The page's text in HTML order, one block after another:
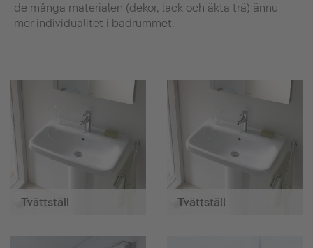
de många materialen (dekor, lack och äkta trä) ännu
mer individualitet i badrummet.
Tvättställ Tvättställ